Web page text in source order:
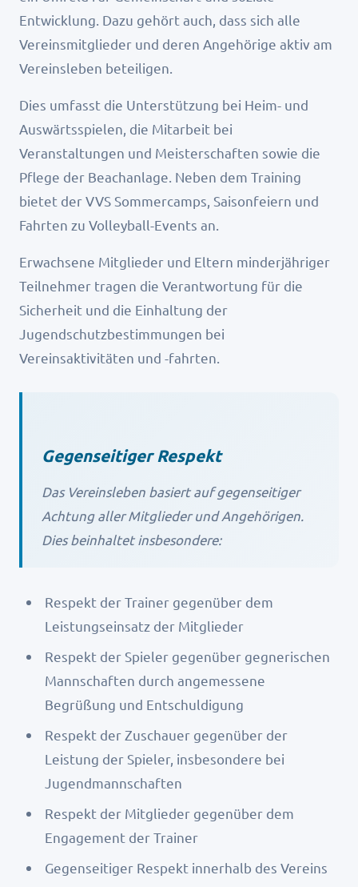
Entwicklung. Dazu gehört auch, dass sich alle
Vereinsmitglieder und deren Angehörige aktiv am
Vereinsleben beteiligen.
Dies umfasst die Unterstützung bei Heim- und
Auswärtsspielen, die Mitarbeit bei
Veranstaltungen und Meisterschaften sowie die
Pflege der Beachanlage. Neben dem Training
bietet der VVS Sommercamps, Saisonfeiern und
Fahrten zu Volleyball-Events an.
Erwachsene Mitglieder und Eltern minderjähriger
Teilnehmer tragen die Verantwortung für die
Sicherheit und die Einhaltung der
Jugendschutzbestimmungen bei
Vereinsaktivitäten und -fahrten.
Gegenseitiger Respekt
Das Vereinsleben basiert auf gegenseitiger
Achtung aller Mitglieder und Angehörigen.
Dies beinhaltet insbesondere:
Respekt der Trainer gegenüber dem
Leistungseinsatz der Mitglieder
Respekt der Spieler gegenüber gegnerischen
Mannschaften durch angemessene
Begrüßung und Entschuldigung
Respekt der Zuschauer gegenüber der
Leistung der Spieler, insbesondere bei
Jugendmannschaften
Respekt der Mitglieder gegenüber dem
Engagement der Trainer
Gegenseitiger Respekt innerhalb des Vereins